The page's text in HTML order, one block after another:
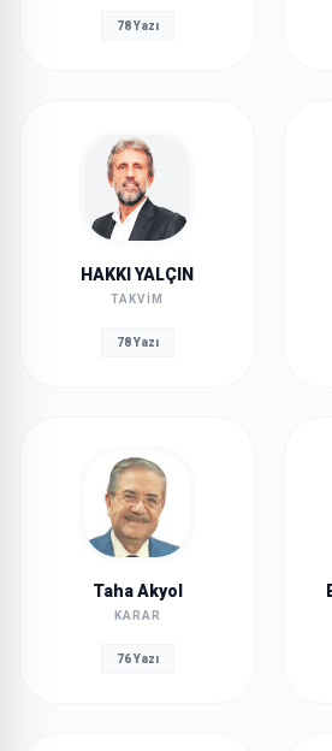
78 Yazı
HAKKI YALÇIN
TAKVIM
78 Yazı
Taha Akyol
KARAR
76 Yazı